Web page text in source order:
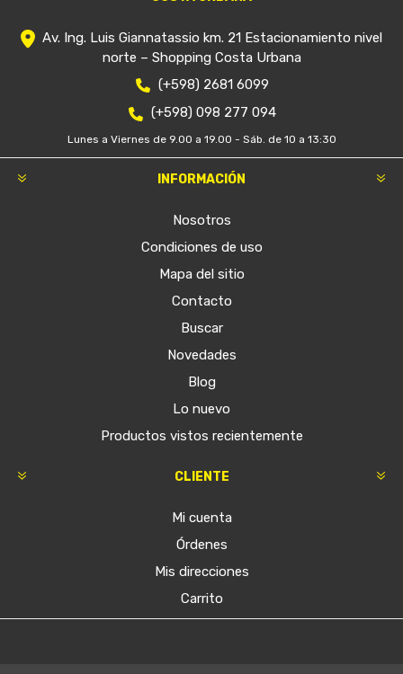
Av. Ing. Luis Giannatassio km. 21 Estacionamiento nivel
norte – Shopping Costa Urbana
(+598) 2681 6099
(+598) 098 277 094
Lunes a Viernes de 9.00 a 19.00 - Sáb. de 10 a 13:30
INFORMACIÓN
Nosotros
Condiciones de uso
Mapa del sitio
Contacto
Buscar
Novedades
Blog
Lo nuevo
Productos vistos recientemente
CLIENTE
Mi cuenta
Órdenes
Mis direcciones
Carrito